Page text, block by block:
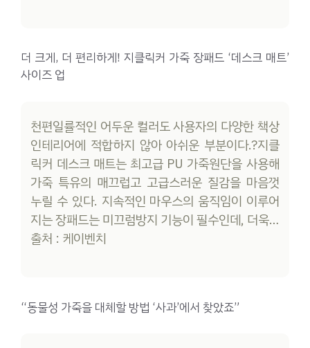
더 크게, 더 편리하게! 지클릭커 가죽 장패드 ‘데스크 매트’
사이즈 업
천편일률적인 어두운 컬러도 사용자의 다양한 책상
인테리어에 적합하지 않아 아쉬운 부분이다.?지클
릭커 데스크 매트는 최고급 PU 가죽원단을 사용해
가죽 특유의 매끄럽고 고급스러운 질감을 마음껏
누릴 수 있다. 지속적인 마우스의 움직임이 이루어
지는 장패드는 미끄럼방지 기능이 필수인데, 더욱…
출처 : 케이벤치
“동물성 가죽을 대체할 방법 ‘사과’에서 찾았죠”